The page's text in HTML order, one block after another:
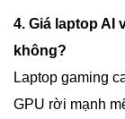
4. Giá laptop AI
không?
Laptop gaming
GPU rời mạnh